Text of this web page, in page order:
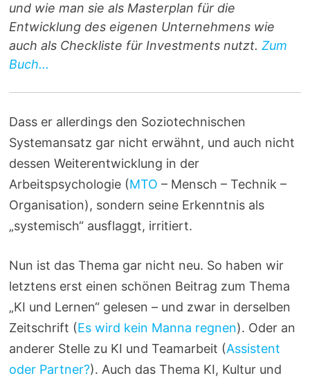
und wie man sie als Masterplan für die
Entwicklung des eigenen Unternehmens wie
auch als Checkliste für Investments nutzt.Zum
Buch...
Dass er allerdings den Soziotechnischen
Systemansatz gar nicht erwähnt, und auch nicht
dessen Weiterentwicklung in der
Arbeitspsychologie (MTO – Mensch – Technik –
Organisation), sondern seine Erkenntnis als
„systemisch“ ausflaggt, irritiert.
Nun ist das Thema gar nicht neu. So haben wir
letztens erst einen schönen Beitrag zum Thema
„KI und Lernen“ gelesen – und zwar in derselben
Zeitschrift (Es wird kein Manna regnen). Oder an
anderer Stelle zu KI und Teamarbeit (Assistent
oder Partner?). Auch das Thema KI, Kultur und